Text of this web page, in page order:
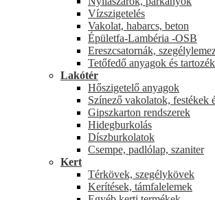
Vízszigetelés
Vakolat, habarcs, beton
Épületfa-Lambéria -OSB
Ereszcsatornák,
Tetőfedő anyagok és
Lakótér
Hőszigetelő anyagok
Színező vakolatok, festékek
Gipszkarton rendszerek
Hidegburkolás
Díszburkolatok
Csempe, padlólap, szaniter
Kert
Térkövek, szegélykövek
Kerítések, támfalelemek